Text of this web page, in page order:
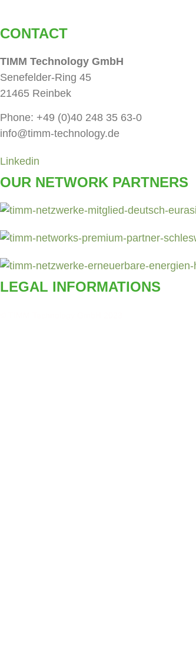
CONTACT
TIMM Technology GmbH
Senefelder-Ring 45
21465 Reinbek
Phone: +49 (0)40 248 35 63-0
info@timm-technology.de
Linkedin
OUR NETWORK PARTNERS
LEGAL INFORMATIONS